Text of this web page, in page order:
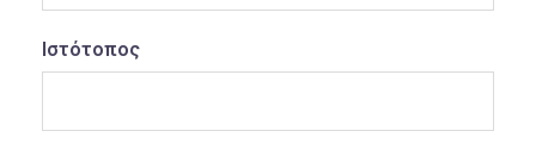
Ιστότοπος